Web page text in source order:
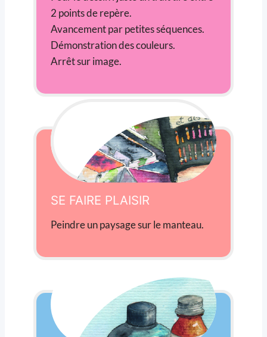
2 points de repère.
Avancement par petites séquences.
Démonstration des couleurs.
Arrêt sur image.
SE FAIRE PLAISIR
Peindre un paysage sur le manteau.